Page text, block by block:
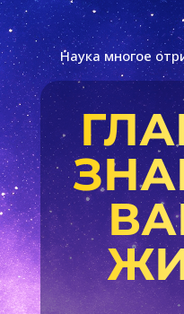
Наука многое